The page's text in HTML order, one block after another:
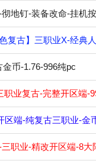
地钉-装备改命-挂机
复古】三职业X-经典
币-1.76-996纯pc
职业复古-完整开区端-
区端-纯复古三职业-金
职业-精改开区端-8大